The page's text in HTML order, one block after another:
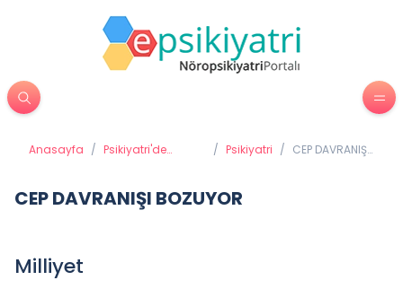
Anasayfa / Psikiyatri'de
/ Psikiyatri / CEP DAVRANIŞI
CEP DAVRANIŞI BOZUYOR
Milliyet